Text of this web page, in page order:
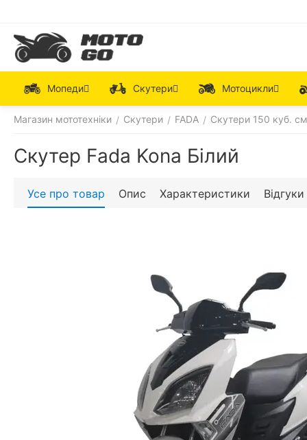
Мопеди Скутери Мотоцикли
Магазин мототехніки / Скутери / FADA / Скутери 150 куб.
Скутер Fada Kona Білий
Усе про товар Опис Характеристики Відгуки